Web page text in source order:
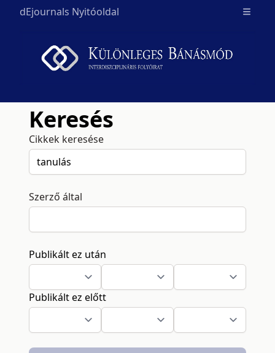
dEjournals Nyitóoldal Open
Keresés
Cikkek keresése
Szerző által
Publikált ez után
Publikált ez előtt